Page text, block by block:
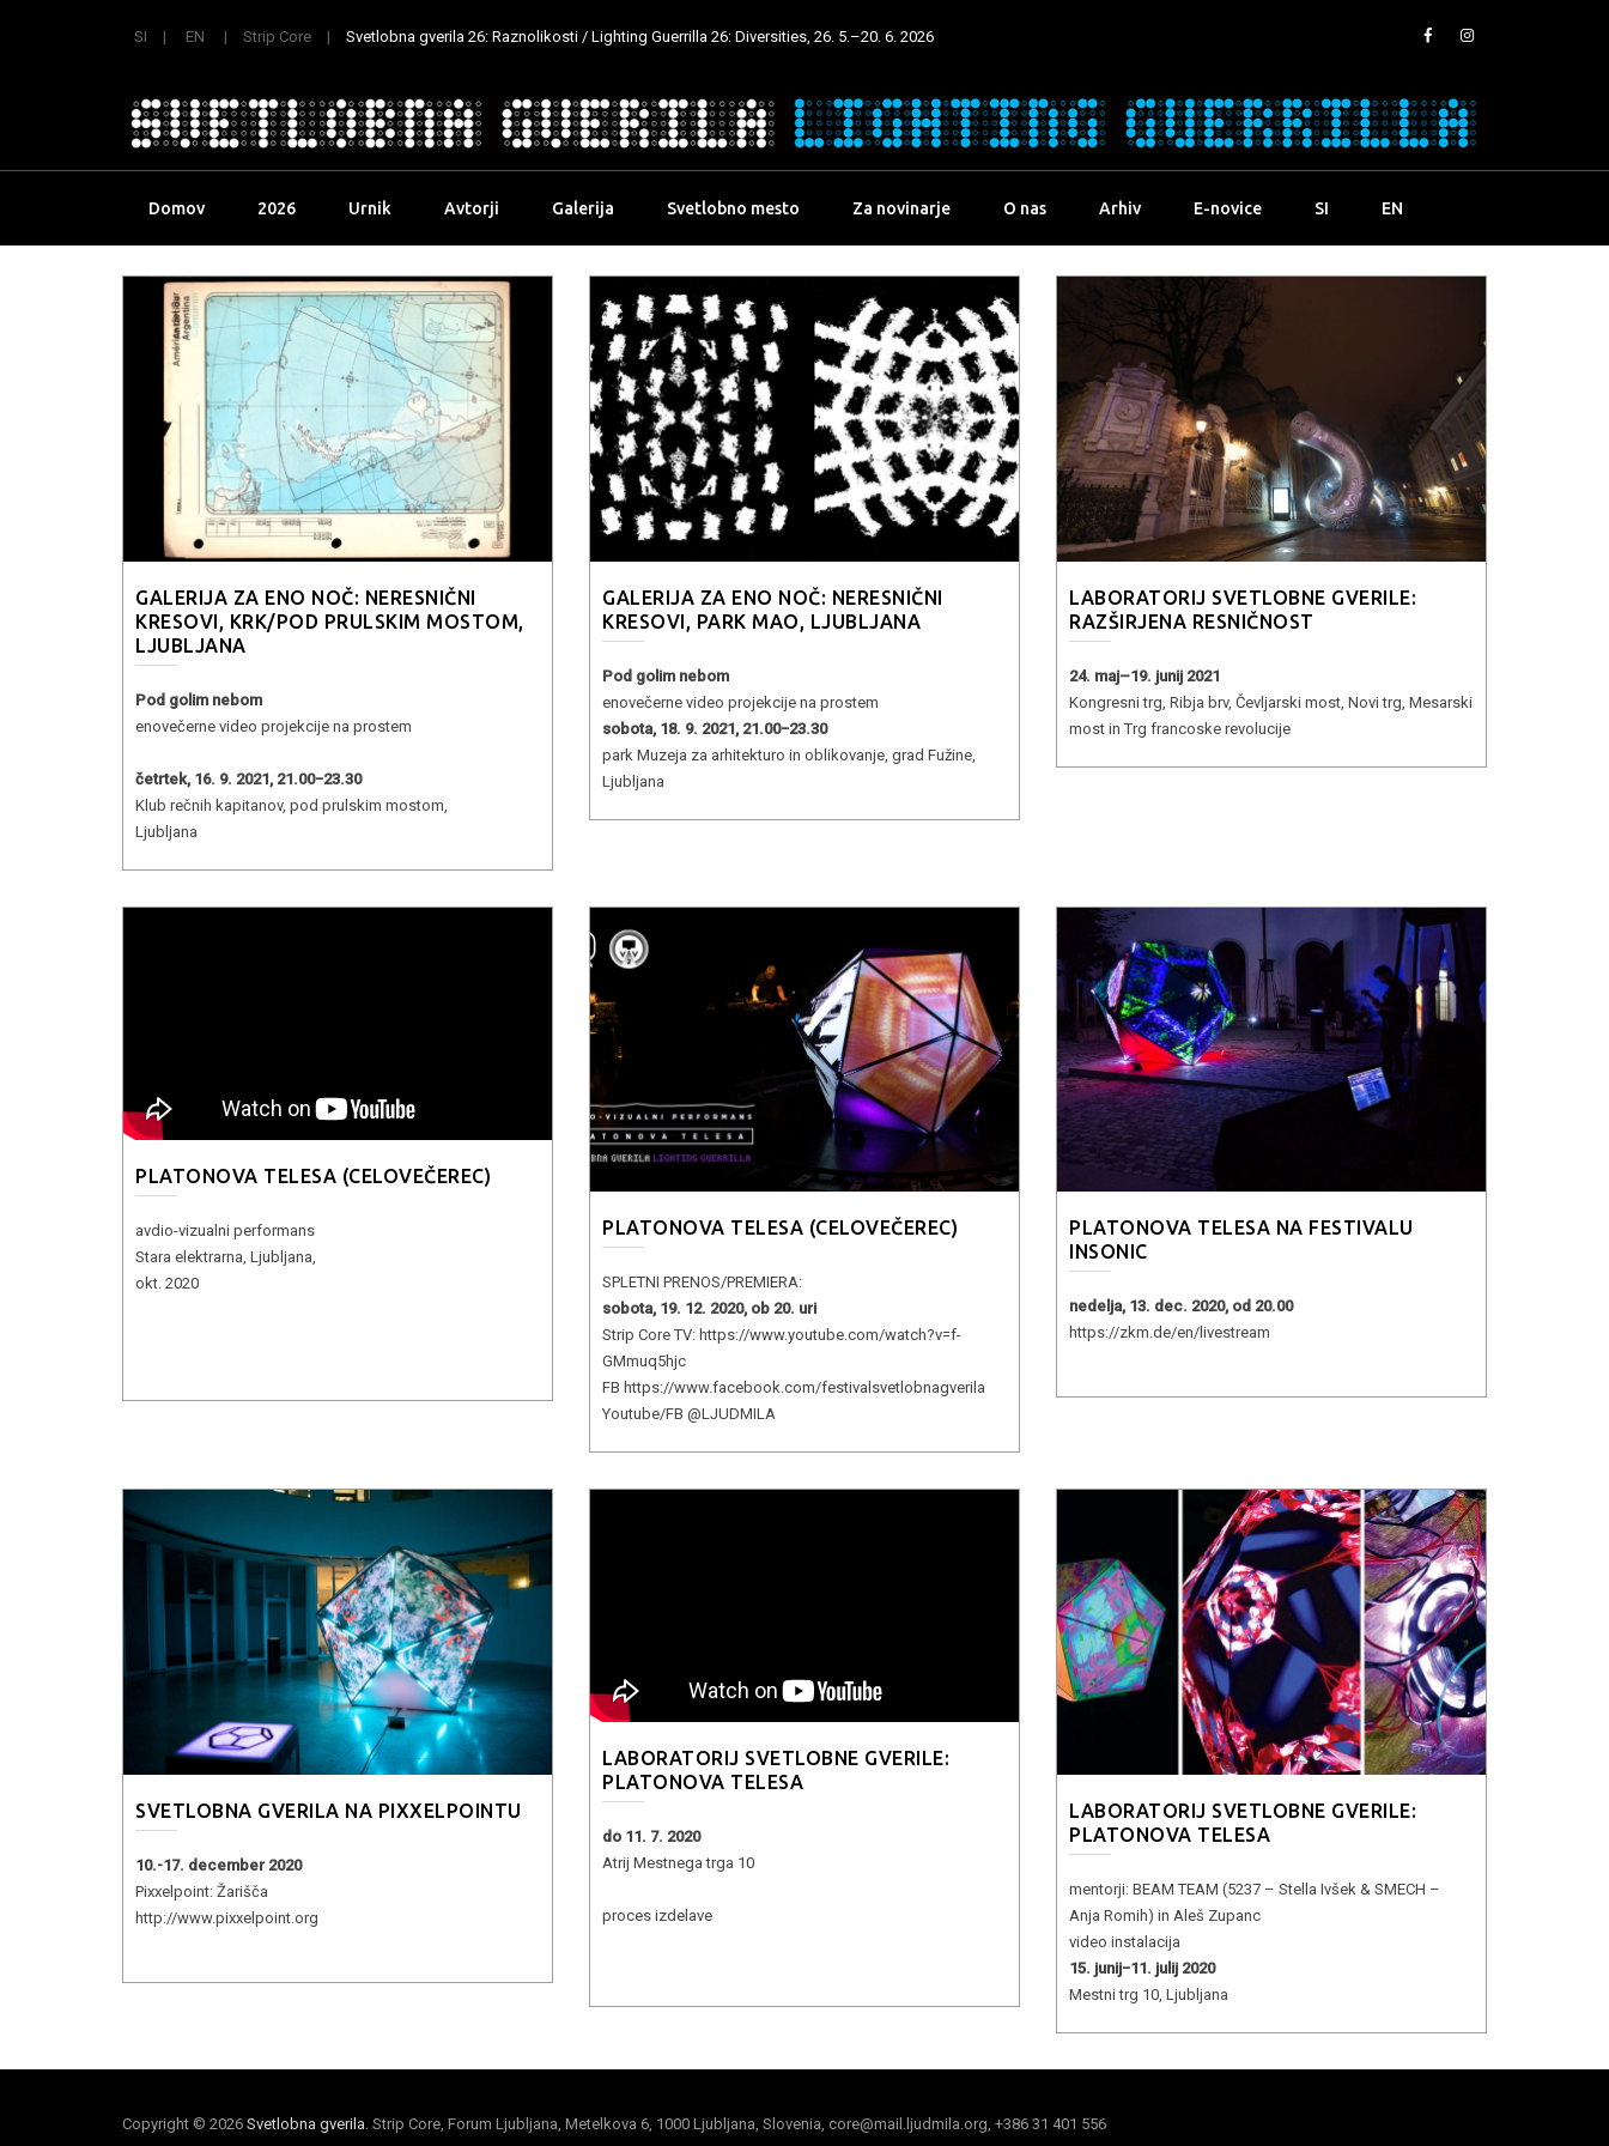
SI EN Strip Core Svetlobna gverila 26: Raznolikosti / Lighting Guerrilla 26: Diversities, 26. 5.–20. 6. 2026
Domov 2026 Urnik Avtorji Galerija Svetlobno mesto Za novinarje O nas Arhiv E-novice SI EN
GALERIJA ZA ENO NOČ: NERESNIČNI
KRESOVI, KRK/POD PRULSKIM MOSTOM,
LJUBLJANA
Pod golim nebom
enovečerne video projekcije na prostem
četrtek, 16. 9. 2021, 21.00−23.30
Klub rečnih kapitanov, pod prulskim mostom,
Ljubljana
GALERIJA ZA ENO NOČ: NERESNIČNI
KRESOVI, PARK MAO, LJUBLJANA
Pod golim nebom
enovečerne video projekcije na prostem
sobota, 18. 9. 2021, 21.00−23.30
park Muzeja za arhitekturo in oblikovanje, grad Fužine,
Ljubljana
LABORATORIJ SVETLOBNE GVERILE:
RAZŠIRJENA RESNIČNOST
24. maj–19. junij 2021
Kongresni trg, Ribja brv, Čevljarski most, Novi trg, Mesarski
most in Trg francoske revolucije
PLATONOVA TELESA (CELOVEČEREC)
avdio-vizualni performans
Stara elektrarna, Ljubljana,
okt. 2020
PLATONOVA TELESA (CELOVEČEREC)
SPLETNI PRENOS/PREMIERA:
sobota, 19. 12. 2020, ob 20. uri
Strip Core TV: https://www.youtube.com/watch?v=f-
GMmuq5hjc
FB https://www.facebook.com/festivalsvetlobnagverila
Youtube/FB @LJUDMILA
PLATONOVA TELESA NA FESTIVALU
INSONIC
nedelja, 13. dec. 2020, od 20.00
https://zkm.de/en/livestream
SVETLOBNA GVERILA NA PIXXELPOINTU
10.-17. december 2020
Pixxelpoint: Žarišča
http://www.pixxelpoint.org
LABORATORIJ SVETLOBNE GVERILE:
PLATONOVA TELESA
do 11. 7. 2020
Atrij Mestnega trga 10
proces izdelave
LABORATORIJ SVETLOBNE GVERILE:
PLATONOVA TELESA
mentorji: BEAM TEAM (5237 – Stella Ivšek & SMECH –
Anja Romih) in Aleš Zupanc
video instalacija
15. junij−11. julij 2020
Mestni trg 10, Ljubljana
Copyright © 2026 Svetlobna gverila. Strip Core, Forum Ljubljana, Metelkova 6, 1000 Ljubljana, Slovenia, core@mail.ljudmila.org, +386 31 401 556